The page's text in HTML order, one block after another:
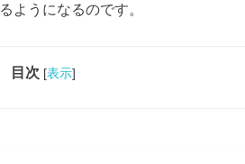
ようになるのです。
目次 [表示]